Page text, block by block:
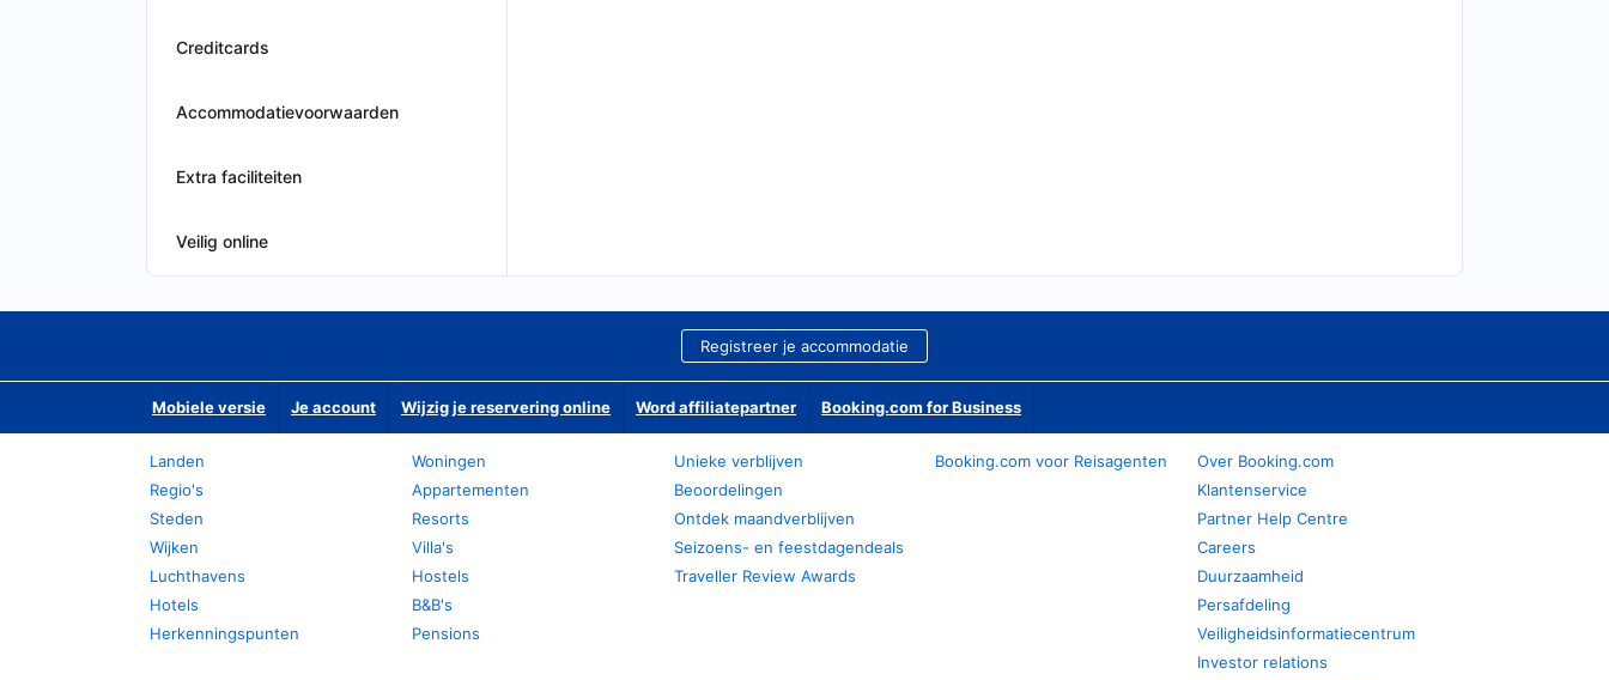
Creditcards
Accommodatievoorwaarden
Extra faciliteiten
Veilig online
Registreer je accommodatie
Mobiele versie Je account Wijzig je reservering online Word affiliatepartner Booking.com for Business
Landen
Regio's
Steden
Wijken
Luchthavens
Hotels
Herkenningspunten
Woningen
Appartementen
Resorts
Villa's
Hostels
B&B's
Pensions
Unieke verblijven
Beoordelingen
Ontdek maandverblijven
Seizoens- en feestdagendeals
Traveller Review Awards
Booking.com voor Reisagenten
Over Booking.com
Klantenservice
Partner Help Centre
Careers
Duurzaamheid
Persafdeling
Veiligheidsinformatiecentrum
Investor relations